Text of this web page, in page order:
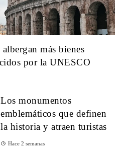
más bienes
por la UNESCO
Los monumentos
emblemáticos que definen
la historia y atraen turistas
Hace 2 semanas